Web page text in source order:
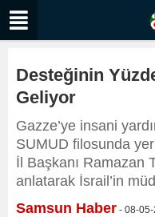
Desteğinin
Geliyor
Gazze’ye insani
SUMUD filosunda
İl Başkanı Ramazan
anlatarak İsrail’in
Samsun Haber - 08-